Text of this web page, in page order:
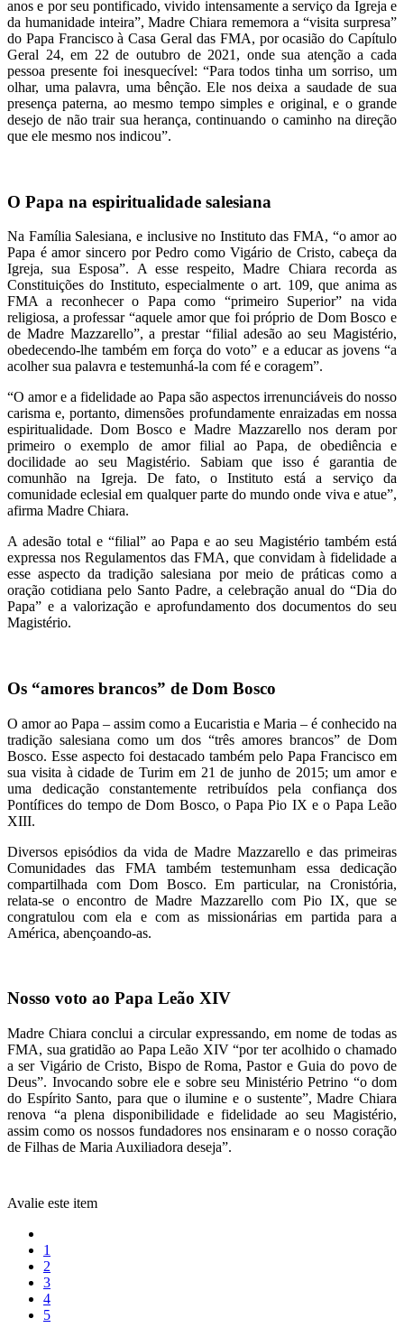
anos e por seu pontificado, vivido intensamente a serviço da Igreja e
da humanidade inteira”, Madre Chiara rememora a “visita surpresa”
do Papa Francisco à Casa Geral das FMA, por ocasião do Capítulo
Geral 24, em 22 de outubro de 2021, onde sua atenção a cada
pessoa presente foi inesquecível: “Para todos tinha um sorriso, um
olhar, uma palavra, uma bênção. Ele nos deixa a saudade de sua
presença paterna, ao mesmo tempo simples e original, e o grande
desejo de não trair sua herança, continuando o caminho na direção
que ele mesmo nos indicou”.
O Papa na espiritualidade salesiana
Na Família Salesiana, e inclusive no Instituto das FMA, “o amor ao
Papa é amor sincero por Pedro como Vigário de Cristo, cabeça da
Igreja, sua Esposa”. A esse respeito, Madre Chiara recorda as
Constituições do Instituto, especialmente o art. 109, que anima as
FMA a reconhecer o Papa como “primeiro Superior” na vida
religiosa, a professar “aquele amor que foi próprio de Dom Bosco e
de Madre Mazzarello”, a prestar “filial adesão ao seu Magistério,
obedecendo-lhe também em força do voto” e a educar as jovens “a
acolher sua palavra e testemunhá-la com fé e coragem”.
“O amor e a fidelidade ao Papa são aspectos irrenunciáveis do nosso
carisma e, portanto, dimensões profundamente enraizadas em nossa
espiritualidade. Dom Bosco e Madre Mazzarello nos deram por
primeiro o exemplo de amor filial ao Papa, de obediência e
docilidade ao seu Magistério. Sabiam que isso é garantia de
comunhão na Igreja. De fato, o Instituto está a serviço da
comunidade eclesial em qualquer parte do mundo onde viva e atue”,
afirma Madre Chiara.
A adesão total e “filial” ao Papa e ao seu Magistério também está
expressa nos Regulamentos das FMA, que convidam à fidelidade a
esse aspecto da tradição salesiana por meio de práticas como a
oração cotidiana pelo Santo Padre, a celebração anual do “Dia do
Papa” e a valorização e aprofundamento dos documentos do seu
Magistério.
Os “amores brancos” de Dom Bosco
O amor ao Papa – assim como a Eucaristia e Maria – é conhecido na
tradição salesiana como um dos “três amores brancos” de Dom
Bosco. Esse aspecto foi destacado também pelo Papa Francisco em
sua visita à cidade de Turim em 21 de junho de 2015; um amor e
uma dedicação constantemente retribuídos pela confiança dos
Pontífices do tempo de Dom Bosco, o Papa Pio IX e o Papa Leão
XIII.
Diversos episódios da vida de Madre Mazzarello e das primeiras
Comunidades das FMA também testemunham essa dedicação
compartilhada com Dom Bosco. Em particular, na Cronistória,
relata-se o encontro de Madre Mazzarello com Pio IX, que se
congratulou com ela e com as missionárias em partida para a
América, abençoando-as.
Nosso voto ao Papa Leão XIV
Madre Chiara conclui a circular expressando, em nome de todas as
FMA, sua gratidão ao Papa Leão XIV “por ter acolhido o chamado
a ser Vigário de Cristo, Bispo de Roma, Pastor e Guia do povo de
Deus”. Invocando sobre ele e sobre seu Ministério Petrino “o dom
do Espírito Santo, para que o ilumine e o sustente”, Madre Chiara
renova “a plena disponibilidade e fidelidade ao seu Magistério,
assim como os nossos fundadores nos ensinaram e o nosso coração
de Filhas de Maria Auxiliadora deseja”.
Avalie este item
1
2
3
4
5